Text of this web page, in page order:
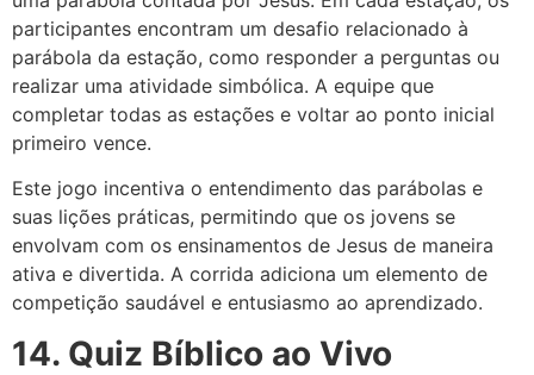
participantes encontram um desafio relacionado à
parábola da estação, como responder a perguntas ou
realizar uma atividade simbólica. A equipe que
completar todas as estações e voltar ao ponto inicial
primeiro vence.
Este jogo incentiva o entendimento das parábolas e
suas lições práticas, permitindo que os jovens se
envolvam com os ensinamentos de Jesus de maneira
ativa e divertida. A corrida adiciona um elemento de
competição saudável e entusiasmo ao aprendizado.
14. Quiz Bíblico ao Vivo